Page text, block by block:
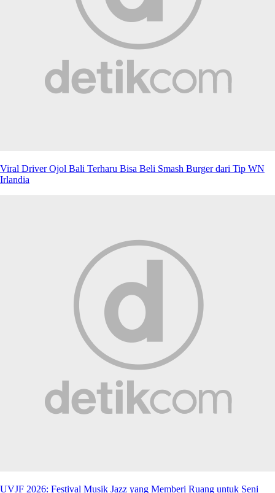
Viral Driver Ojol Bali Terharu Bisa Beli Smash Burger dari Tip WN
Irlandia
UVJF 2026: Festival Musik Jazz yang Memberi Ruang untuk Seni